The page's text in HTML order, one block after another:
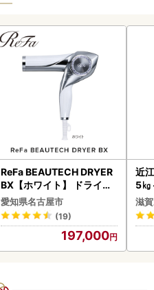
ReFa BEAUTECH DRYER
BX【ホワイト】 ドライヤ
ー 美容 家電 ドライヤー リ
ファ
愛知県名古屋市
(19)
197,000
近
5㎏
菜
滋